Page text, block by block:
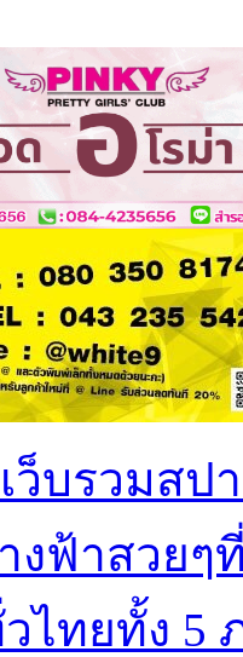
เว็บรวม
งฟ้าสวย
ไทยทั้ง 5